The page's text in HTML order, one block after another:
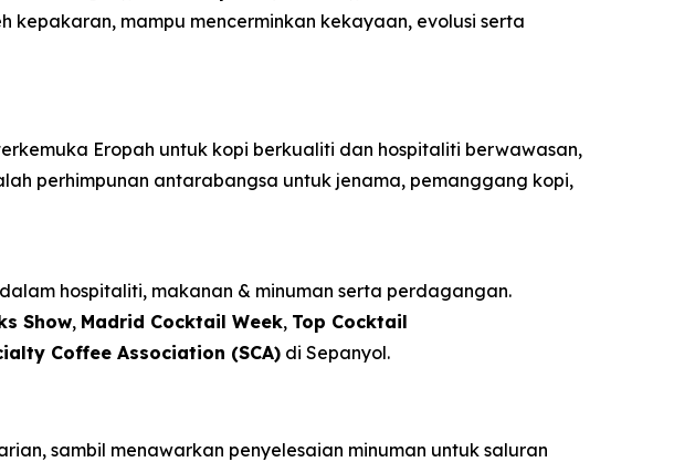
mampu mencerminkan kekayaan, evolusi serta
Eropah untuk kopi berkualiti dan hospitaliti berwawasan,
perhimpunan antarabangsa untuk jenama, pemanggang kopi,
hospitaliti, makanan & minuman serta perdagangan.
Show, Madrid Cocktail Week, Top Cocktail
Coffee Association (SCA) di Sepanyol.
sambil menawarkan penyelesaian minuman untuk saluran